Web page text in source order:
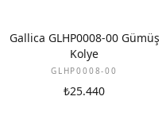
Gallica GLHP0008-00 Gümüş
Kolye
GLHP0008-00
₺25.440